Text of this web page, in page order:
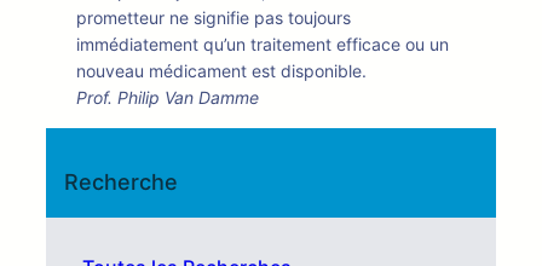
prometteur ne signifie pas toujours
immédiatement qu’un traitement efficace ou un
nouveau médicament est disponible.
Prof. Philip Van Damme
Recherche